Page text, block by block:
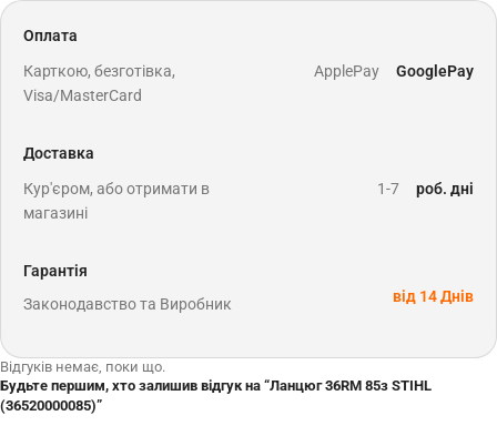
Оплата
Карткою, безготівка,
Visa/MasterCard
ApplePay GooglePay
Доставка
Кур'єром, або отримати в
магазині
1-7 роб. дні
Гарантія
Законодавство та Виробник
від 14 Днів
Відгуків немає, поки що.
Будьте першим, хто залишив відгук на “Ланцюг 36RM 85з STIHL
(36520000085)”